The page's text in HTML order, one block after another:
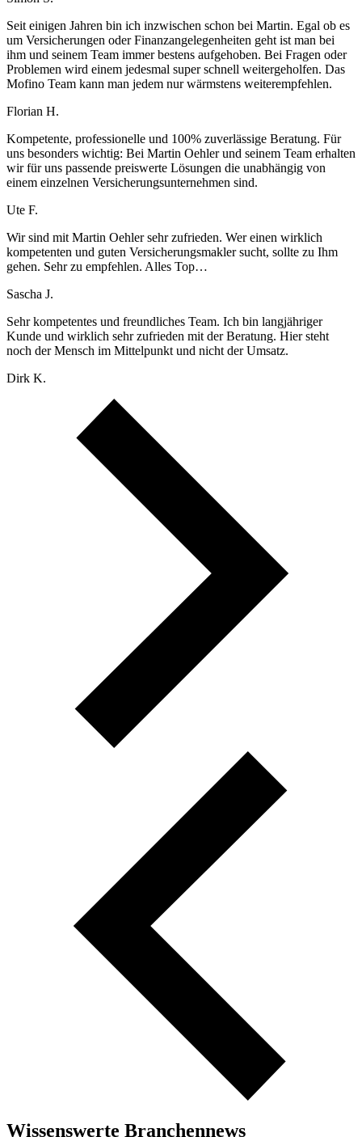
Seit einigen Jahren bin ich inzwischen schon bei Martin. Egal ob es
um Versicherungen oder Finanzangelegenheiten geht ist man bei
ihm und seinem Team immer bestens aufgehoben. Bei Fragen oder
Problemen wird einem jedesmal super schnell weitergeholfen. Das
Mofino Team kann man jedem nur wärmstens weiterempfehlen.
Florian H.
Kompetente, professionelle und 100% zuverlässige Beratung. Für
uns besonders wichtig: Bei Martin Oehler und seinem Team erhalten
wir für uns passende preiswerte Lösungen die unabhängig von
einem einzelnen Versicherungsunternehmen sind.
Ute F.
Wir sind mit Martin Oehler sehr zufrieden. Wer einen wirklich
kompetenten und guten Versicherungsmakler sucht, sollte zu Ihm
gehen. Sehr zu empfehlen. Alles Top…
Sascha J.
Sehr kompetentes und freundliches Team. Ich bin langjähriger
Kunde und wirklich sehr zufrieden mit der Beratung. Hier steht
noch der Mensch im Mittelpunkt und nicht der Umsatz.
Dirk K.
Wissenswerte Branchennews